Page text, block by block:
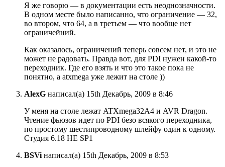
Я же говорю — в документации есть неоднозначности.
В одном месте было написанно, что ограничение — 32,
во втором, что 64, а в третьем — что вообще нет
ограничейний.
Как оказалось, ограничений теперь совсем нет, и это не
может не радовать. Правда вот, для PDI нужен какой-то
переходник. Где его взять и что это такое пока не
понятно, а atxmega уже лежит на столе ))
AlexG написал(а) 15th Декабрь, 2009 в 8:46
У меня на столе лежат ATXmega32A4 и AVR Dragon.
Чтение фьюзов идет по PDI безо всякого переходника,
по простому шестипроводному шлейфу один к одному.
Студия 6.18 НЕ SP1
BSVi написал(а) 15th Декабрь, 2009 в 8:53